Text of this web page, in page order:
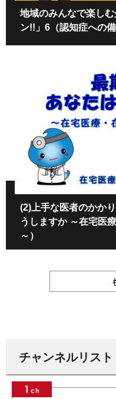
地域のみんなで楽し
ン!!」6（認知症への備
(2)上手な医者のかか
うしますか ～在宅医
～）
チャンネルリスト